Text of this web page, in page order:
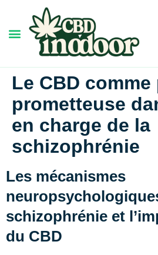
Le CBD comme
prometteuse
en charge de la
schizophrénie
Les mécanismes
schizophrénie et
du CBD